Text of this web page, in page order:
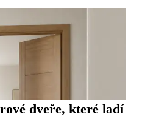
dveře, které ladí